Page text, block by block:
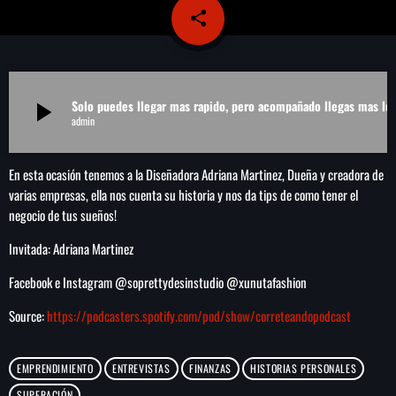
LA CAMPESINA 104.5 FM
play_arrow LA CAMPESINA GEORGIA
INICIO
NOTAS
PROGRAMACIÓN
LOCUCIÓN (TALENTO AL AIRE)
RANKING
COMUNÍCATE
HISTORIA
share
email
play_arrow admin
En esta ocasión tenemos a la Diseñadora Adriana Martinez, Dueña y creadora de
varias empresas, ella nos cuenta su historia y nos da tips de como tener el
negocio de tus sueños!
Invitada: Adriana Martinez
Facebook e Instagram @soprettydesinstudio @xunutafashion
Source:https://podcasters.spotify.com/pod/show/correteandopodcast
EMPRENDIMIENTO ENTREVISTAS FINANZAS
HISTORIAS PERSONALES